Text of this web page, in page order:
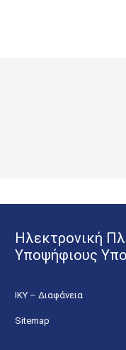
Ηλεκτρονική
Υποψήφιους
ΙΚΥ – Διαφάνεια
Sitemap